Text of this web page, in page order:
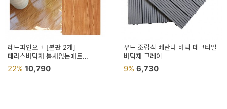
레드파인오크 [본판 2개]
테라스바닥재 틈새없는매트
조립식데크타일 보조주방매트
22% 10,790
우드 조립식 베란다 바닥 데크타일
바닥재 그레이
9% 6,730